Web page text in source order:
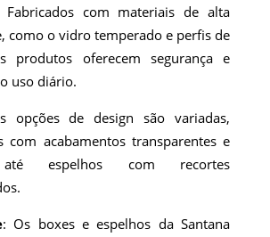
Fabricados com materiais de alta
como o vidro temperado e perfis de
produtos oferecem segurança e
uso diário.
opções de design são variadas,
com acabamentos transparentes e
até espelhos com recortes
: Os boxes e espelhos da Santana